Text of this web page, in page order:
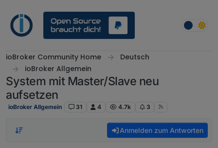
ioBroker Community Home
Deutsch
ioBroker Allgemein
System mit Master/Slave neu
aufsetzen
ioBroker Allgemein 31 4 4.7k 3
Anmelden zum Antworten